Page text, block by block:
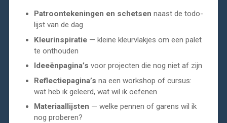
Patroontekeningen en schetsen naast de todo-
lijst van de dag
Kleurinspiratie— kleine kleurvlakjes om een palet
te onthouden
Ideeënpagina’s voor projecten die nog niet af zijn
Reflectiepagina’s na een workshop of cursus:
wat heb ik geleerd, wat wil ik oefenen
Materiaallijsten — welke pennen of garens wil ik
nog proberen?